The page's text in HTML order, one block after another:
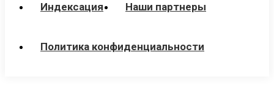
Индекcация Наши партнеры
Политика конфиденциальности